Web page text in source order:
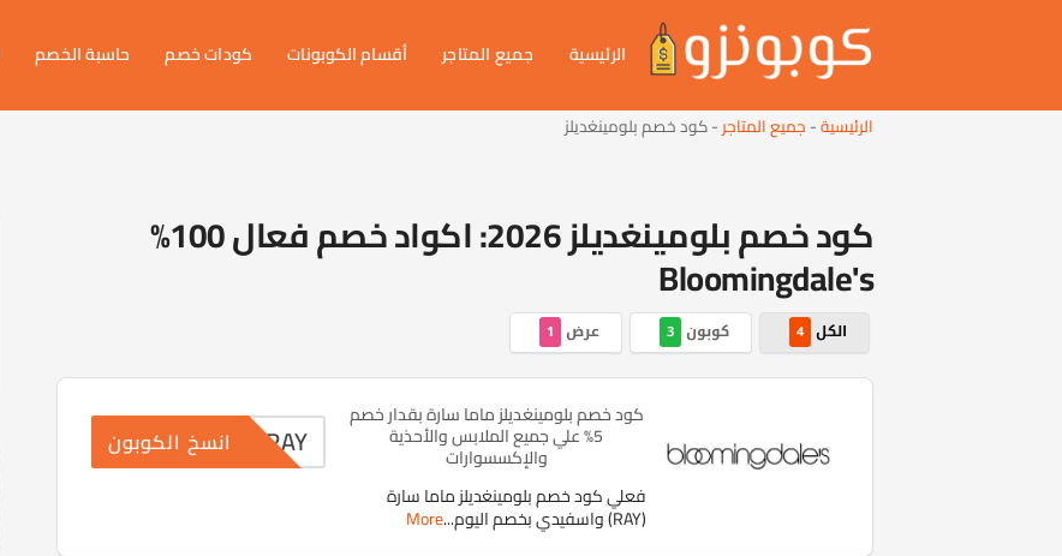
الرئيسية جميع المتاجر أقسام الكوبونات كودات خصم حاسبة الخصم
الرئيسية-جميع المتاجر-كود خصم بلومينغديلز
كود خصم بلومينغديلز 2026: اكواد خصم فعال 100%
Bloomingdale's
الكل 4 كوبون 3 عرض 1
كود خصم بلومينغديلز ماما سارة بقدار خصم
5% علي جميع الملابس والأحذية
والإكسسوارات
فعلي كود خصم بلومينغديلز ماما سارة
(RAY) واسفيدي بخصم اليوم ...
More
RAY انسخ الكوبون